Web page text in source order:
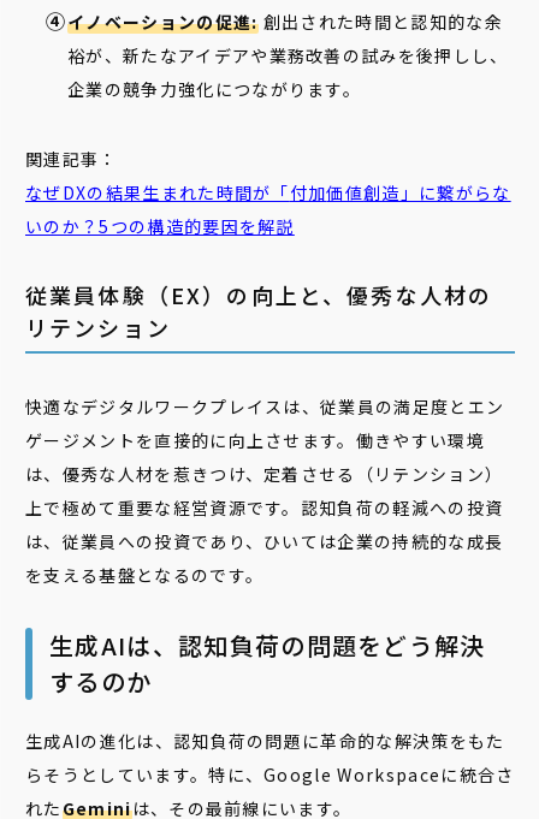
イノベーションの促進:創出された時間と認知的な余
裕が、新たなアイデアや業務改善の試みを後押しし、
企業の競争力強化につながります。
関連記事：
なぜDXの結果生まれた時間が「付加価値創造」に繋がらな
いのか？5つの構造的要因を解説
従業員体験（EX）の向上と、優秀な人材の
リテンション
快適なデジタルワークプレイスは、従業員の満足度とエン
ゲージメントを直接的に向上させます。働きやすい環境
は、優秀な人材を惹きつけ、定着させる（リテンション）
上で極めて重要な経営資源です。認知負荷の軽減への投資
は、従業員への投資であり、ひいては企業の持続的な成長
を支える基盤となるのです。
生成AIは、認知負荷の問題をどう解決
するのか
生成AIの進化は、認知負荷の問題に革命的な解決策をもた
らそうとしています。特に、Google Workspaceに統合さ
れたGeminiは、その最前線にいます。